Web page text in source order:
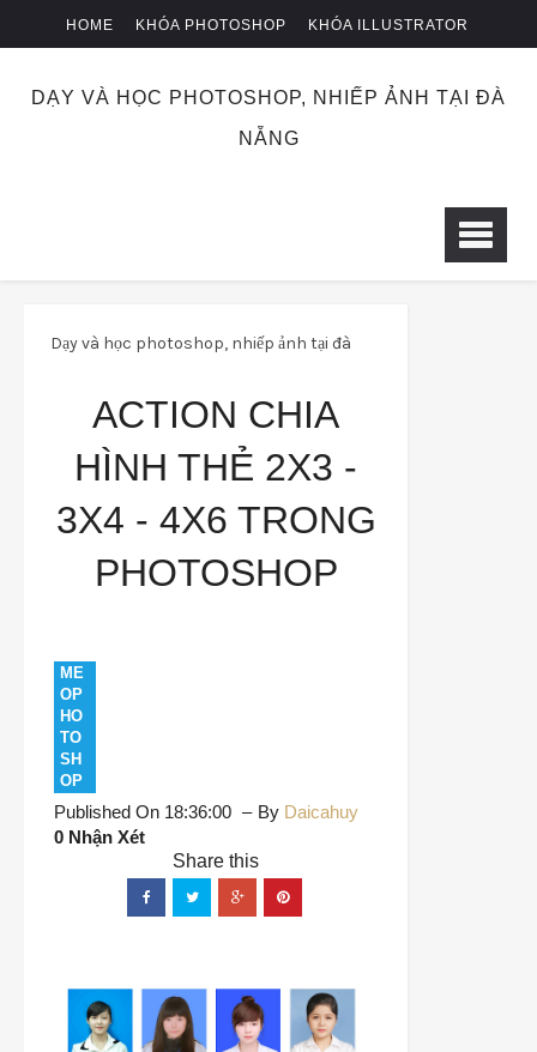
HOME KHÓA PHOTOSHOP KHÓA ILLUSTRATOR
DẠY VÀ HỌC PHOTOSHOP, NHIẾP ẢNH TẠI ĐÀ
NẴNG
Dạy và học photoshop, nhiếp ảnh tại đà
meophotoshop
photoshopplugins Action chia hình thẻ
ACTION CHIA
HÌNH THẺ 2X3 -
3X4 - 4X6 TRONG
PHOTOSHOP
ME
OP
HO
TO
SH
OP
Published On 18:36:00 By Daicahuy
0 Nhận Xét